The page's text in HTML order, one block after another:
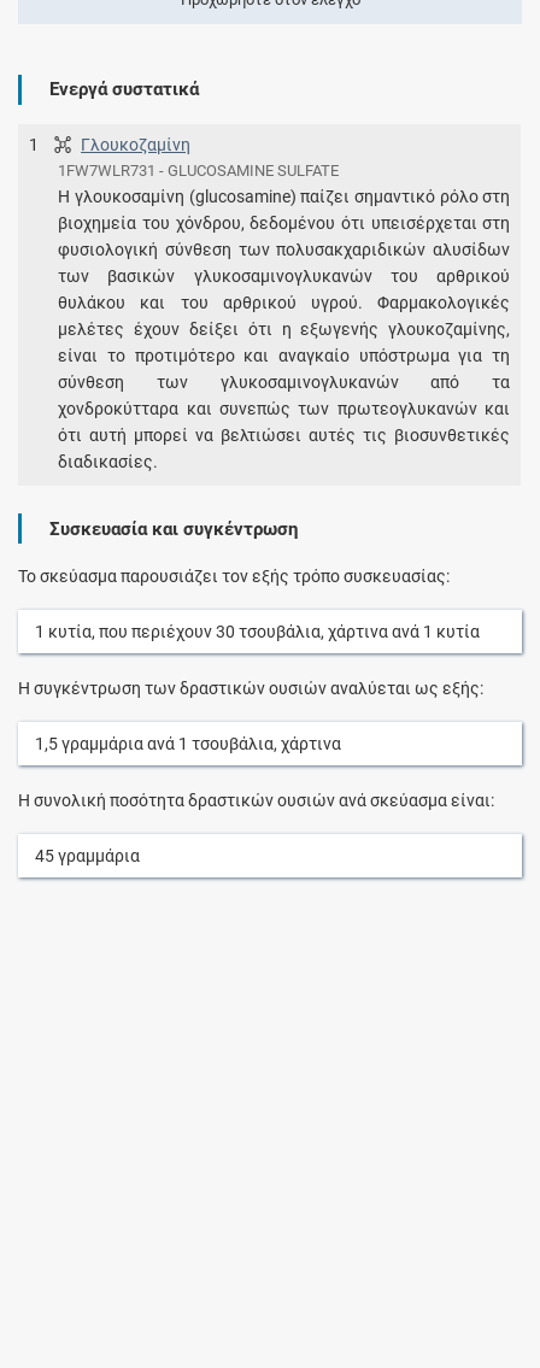
Ενεργά συστατικά
1 Γλουκοζαμίνη
1FW7WLR731 - GLUCOSAMINE SULFATE
Η γλουκοσαμίνη (glucosamine) παίζει σημαντικό ρόλο στη
βιοχημεία του χόνδρου, δεδομένου ότι υπεισέρχεται στη
φυσιολογική σύνθεση των πολυσακχαριδικών αλυσίδων
των βασικών γλυκοσαμινογλυκανών του αρθρικού
θυλάκου και του αρθρικού υγρού. Φαρμακολογικές
μελέτες έχουν δείξει ότι η εξωγενής γλουκοζαμίνης,
είναι το προτιμότερο και αναγκαίο υπόστρωμα για τη
σύνθεση των γλυκοσαμινογλυκανών από τα
χονδροκύτταρα και συνεπώς των πρωτεογλυκανών και
ότι αυτή μπορεί να βελτιώσει αυτές τις βιοσυνθετικές
διαδικασίες.
Συσκευασία και συγκέντρωση
Το σκεύασμα παρουσιάζει τον εξής τρόπο συσκευασίας:
1 κυτία, που περιέχουν30 τσουβάλια, χάρτιναανά 1 κυτία
Η συγκέντρωση των δραστικών ουσιών αναλύεται ως εξής:
1,5γραμμάριαανά 1 τσουβάλια, χάρτινα
Η συνολική ποσότητα δραστικών ουσιών ανά σκεύασμα είναι:
45γραμμάρια